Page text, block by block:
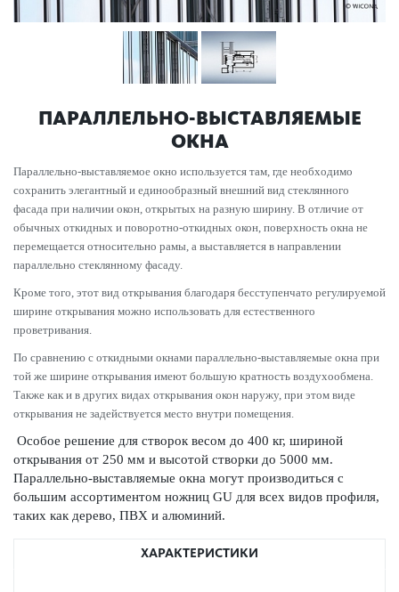
ПАРАЛЛЕЛЬНО-ВЫСТАВЛЯЕМЫЕ
ОКНА
Параллельно-выставляемое окно используется там, где необходимо
сохранить элегантный и единообразный внешний вид стеклянного
фасада при наличии окон, открытых на разную ширину. В отличие от
обычных откидных и поворотно-откидных окон, поверхность окна не
перемещается относительно рамы, а выставляется в направлении
параллельно стеклянному фасаду.
Кроме того, этот вид открывания благодаря бесступенчато регулируемой
ширине открывания можно использовать для естественного
проветривания.
По сравнению с откидными окнами параллельно-выставляемые окна при
той же ширине открывания имеют большую кратность воздухообмена.
Также как и в других видах открывания окон наружу, при этом виде
открывания не задействуется место внутри помещения.
Особое решение для створок весом до 400 кг, шириной
открывания от 250 мм и высотой створки до 5000 мм.
Параллельно-выставляемые окна могут производиться с
большим ассортиментом ножниц GU для всех видов профиля,
таких как дерево, ПВХ и алюминий.
ХАРАКТЕРИСТИКИ